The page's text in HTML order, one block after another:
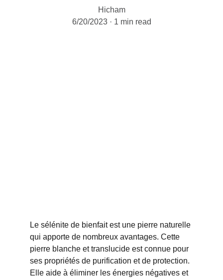
Hicham
6/20/2023
1 min read
Le sélénite de bienfait est une pierre naturelle
qui apporte de nombreux avantages. Cette
pierre blanche et translucide est connue pour
ses propriétés de purification et de protection.
Elle aide à éliminer les énergies négatives et